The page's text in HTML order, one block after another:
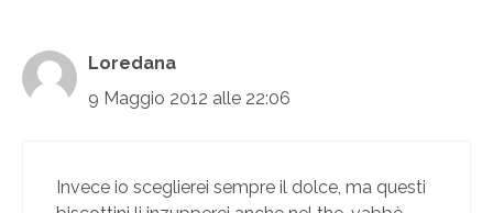
Loredana
9 Maggio 2012 alle 22:06
Invece io sceglierei sempre il dolce, ma questi